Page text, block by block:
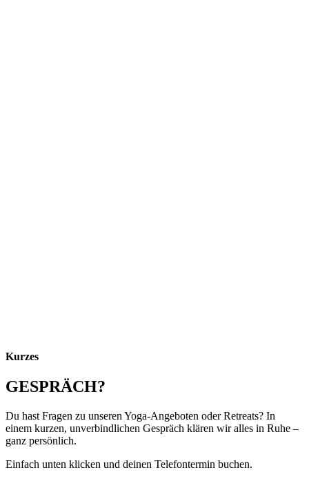
Kurzes
GESPRÄCH?
Du hast Fragen zu unseren Yoga-Angeboten oder Retreats? In
einem kurzen, unverbindlichen Gespräch klären wir alles in Ruhe –
ganz persönlich.
Einfach unten klicken und deinen Telefontermin buchen.